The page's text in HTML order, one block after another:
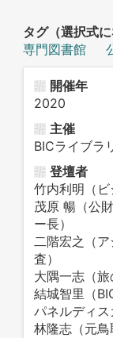
タグ（選択式
専門図書館
開催年
2020
主催
BICライブラ
登壇者
竹内利明（ビ
茂原 暢（公
ー長）
二階宏之（
査）
大隅一志（旅
結城智里（
パネルディ
林隆志（元鳥